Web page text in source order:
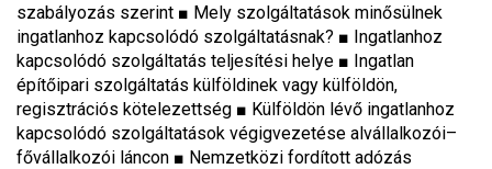
szabályozás szerint ■ Mely szolgáltatások minősülnek
ingatlanhoz kapcsolódó szolgáltatásnak? ■ Ingatlanhoz
kapcsolódó szolgáltatás teljesítési helye ■ Ingatlan
építőipari szolgáltatás külföldinek vagy külföldön,
regisztrációs kötelezettség ■ Külföldön lévő ingatlanhoz
kapcsolódó szolgáltatások végigvezetése alvállalkozói–
fővállalkozói láncon ■ Nemzetközi fordított adózás